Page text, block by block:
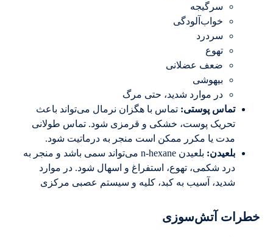
سرگیجه
خواب‌آلودگی
سردرد
تهوع
ضعف عضلانی
بیهوشی
در موارد شدید، حتی مرگ
تماس پوستی: تماس با هگزان نرمال می‌تواند باعث
تحریک پوست، خشکی و قرمزی شود. تماس طولانی
مدت یا مکرر ممکن است منجر به درماتیت شود.
بلعیدن:
بلعیدن n-hexane می‌تواند سمی باشد و منجر به
درد شکمی، تهوع، استفراغ و اسهال شود. در موارد
شدید، آسیب به کبد، کلیه و سیستم عصبی مرکزی
خطرات آتش‌سوزی